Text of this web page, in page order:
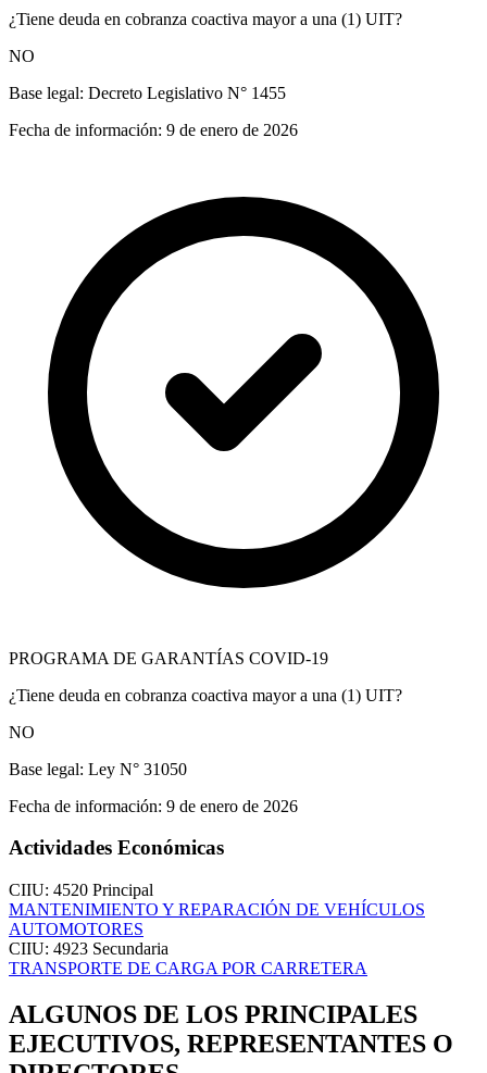
¿Tiene deuda en cobranza coactiva mayor a una (1) UIT?
NO
Base legal: Decreto Legislativo N° 1455
Fecha de información: 9 de enero de 2026
PROGRAMA DE GARANTÍAS COVID-19
¿Tiene deuda en cobranza coactiva mayor a una (1) UIT?
NO
Base legal: Ley N° 31050
Fecha de información: 9 de enero de 2026
Actividades Económicas
CIIU: 4520 Principal
MANTENIMIENTO Y REPARACIÓN DE VEHÍCULOS
AUTOMOTORES
CIIU: 4923 Secundaria
TRANSPORTE DE CARGA POR CARRETERA
ALGUNOS DE LOS PRINCIPALES
EJECUTIVOS, REPRESENTANTES O